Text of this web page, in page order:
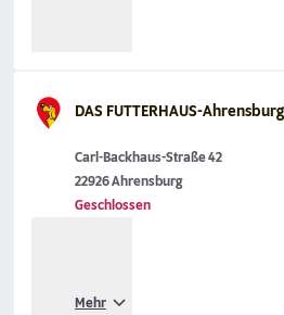
DAS FUTTERHAUS-
Carl-Backhaus-Straße 42
22926 Ahrensburg
Geschlossen
Mehr